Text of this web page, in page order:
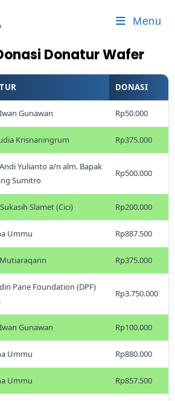
Menu
Donatur Wafer
DONASI
Gunawan Rp50.000
Krisnaningrum Rp375.000
Yulianto a/n alm. Bapak
Sumitro
Rp500.000
Slamet (Cici) Rp200.000
Ummu Rp887.500
Rp375.000
Pane Foundation (DPF)
Rp3.750.000
Gunawan Rp100.000
Ummu Rp880.000
Ummu Rp857.500